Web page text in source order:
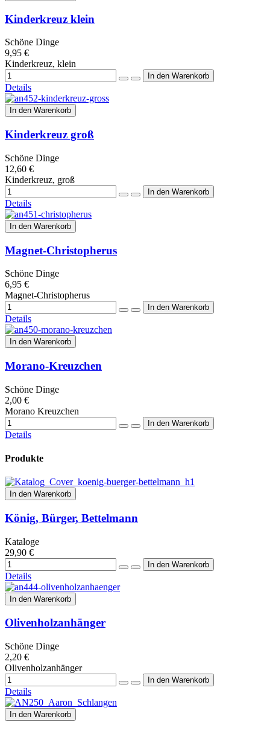
Kinderkreuz klein
Schöne Dinge
9,95 €
Kinderkreuz, klein
Details
In den Warenkorb
Kinderkreuz groß
Schöne Dinge
12,60 €
Kinderkreuz, groß
Details
In den Warenkorb
Magnet-Christopherus
Schöne Dinge
6,95 €
Magnet-Christopherus
Details
In den Warenkorb
Morano-Kreuzchen
Schöne Dinge
2,00 €
Morano Kreuzchen
Details
Produkte
In den Warenkorb
König, Bürger, Bettelmann
Kataloge
29,90 €
Details
In den Warenkorb
Olivenholzanhänger
Schöne Dinge
2,20 €
Olivenholzanhänger
Details
In den Warenkorb